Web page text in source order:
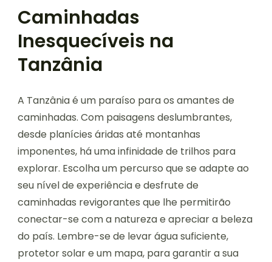
Caminhadas
Inesquecíveis na
Tanzânia
A Tanzânia é um paraíso para os amantes de
caminhadas. Com paisagens deslumbrantes,
desde planícies áridas até montanhas
imponentes, há uma infinidade de trilhos para
explorar. Escolha um percurso que se adapte ao
seu nível de experiência e desfrute de
caminhadas revigorantes que lhe permitirão
conectar-se com a natureza e apreciar a beleza
do país. Lembre-se de levar água suficiente,
protetor solar e um mapa, para garantir a sua